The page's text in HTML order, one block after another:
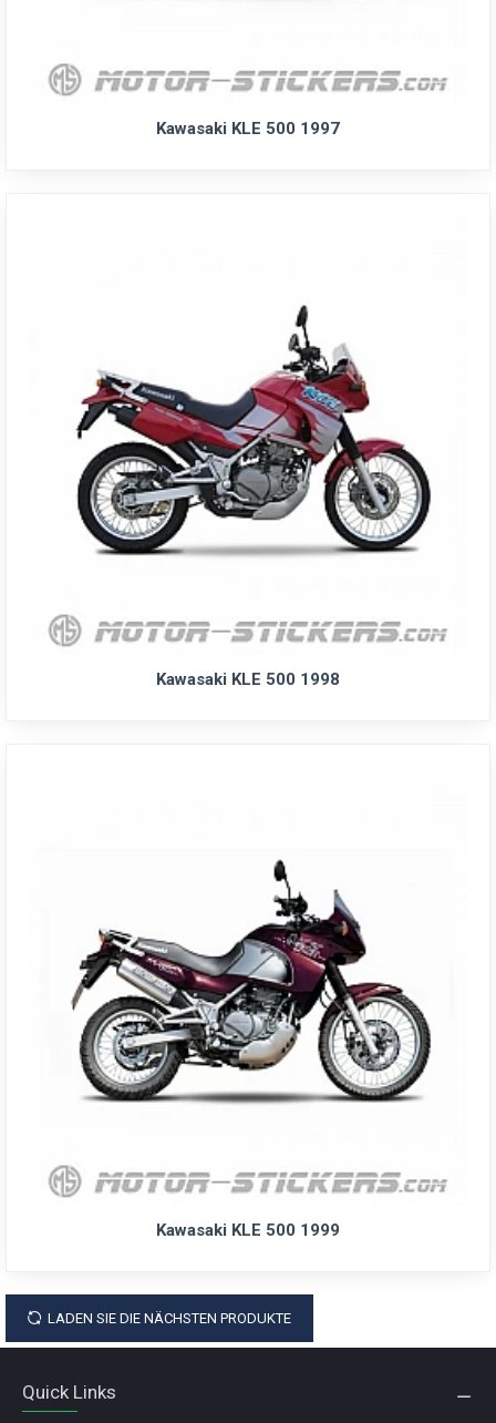
Kawasaki KLE 500 1997
Kawasaki KLE 500 1998
Kawasaki KLE 500 1999
LADEN SIE DIE NÄCHSTEN PRODUKTE
Quick Links